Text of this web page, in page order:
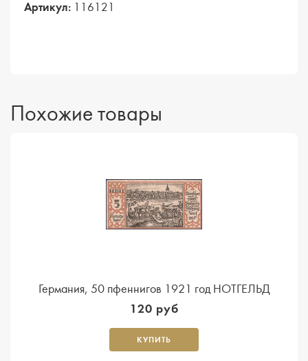
Артикул: 116121
Похожие товары
Германия, 50 пфеннигов 1921 год НОТГЕЛЬД
120 руб
КУПИТЬ